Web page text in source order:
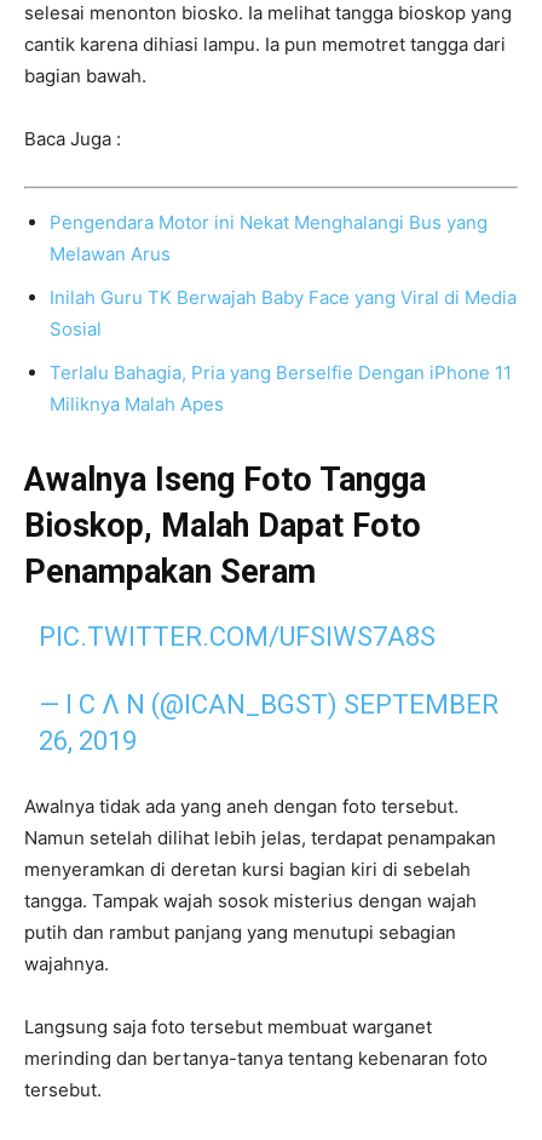
selesai menonton biosko. Ia melihat tangga bioskop yang
cantik karena dihiasi lampu. Ia pun memotret tangga dari
bagian bawah.
Baca Juga :
Pengendara Motor ini Nekat Menghalangi Bus yang
Melawan Arus
Inilah Guru TK Berwajah Baby Face yang Viral di Media
Sosial
Terlalu Bahagia, Pria yang Berselfie Dengan iPhone 11
Miliknya Malah Apes
Awalnya Iseng Foto Tangga
Bioskop, Malah Dapat Foto
Penampakan Seram
PIC.TWITTER.COM/UFSIWS7A8S
— I C Λ N (@ICAN_BGST) SEPTEMBER
26, 2019
Awalnya tidak ada yang aneh dengan foto tersebut.
Namun setelah dilihat lebih jelas, terdapat penampakan
menyeramkan di deretan kursi bagian kiri di sebelah
tangga. Tampak wajah sosok misterius dengan wajah
putih dan rambut panjang yang menutupi sebagian
wajahnya.
Langsung saja foto tersebut membuat warganet
merinding dan bertanya-tanya tentang kebenaran foto
tersebut.